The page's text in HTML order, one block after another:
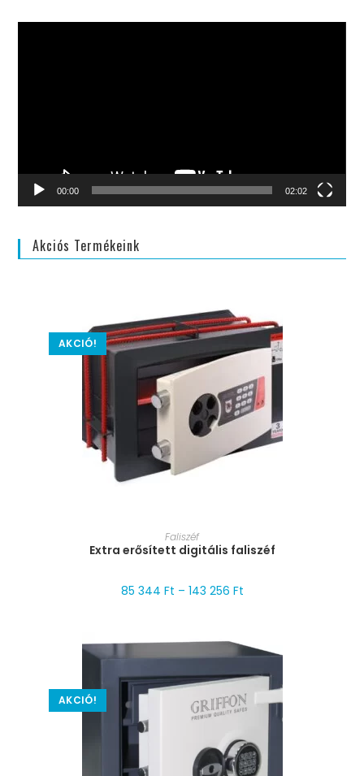
00:00 02:02
Akciós Termékeink
AKCIÓ!
MÉRET VÁLASZTÁSA
Faliszéf
Extra erősített digitális faliszéf
85 344 Ft – 143 256 Ft
AKCIÓ!